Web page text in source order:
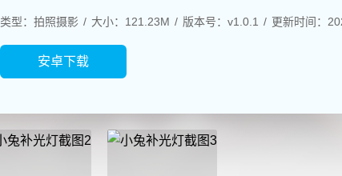
类型：拍照摄影 大小：121.23M 版本号：v1.0.1 更新时间：
安卓下载